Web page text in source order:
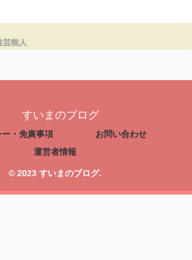
芸能人
すいまのブログ
・免責事項
お問い合わせ
運営者情報
© 2023 すいまのブログ.